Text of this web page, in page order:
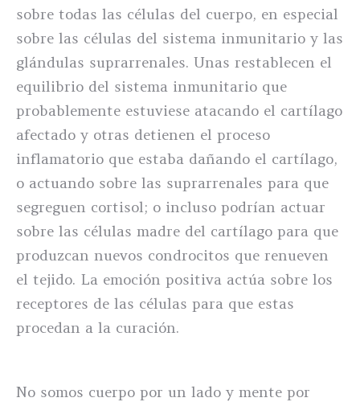
sobre todas las células del cuerpo, en especial
sobre las células del sistema inmunitario y las
glándulas suprarrenales. Unas restablecen el
equilibrio del sistema inmunitario que
probablemente estuviese atacando el cartílago
afectado y otras detienen el proceso
inflamatorio que estaba dañando el cartílago,
o actuando sobre las suprarrenales para que
segreguen cortisol; o incluso podrían actuar
sobre las células madre del cartílago para que
produzcan nuevos condrocitos que renueven
el tejido. La emoción positiva actúa sobre los
receptores de las células para que estas
procedan a la curación.
No somos cuerpo por un lado y mente por